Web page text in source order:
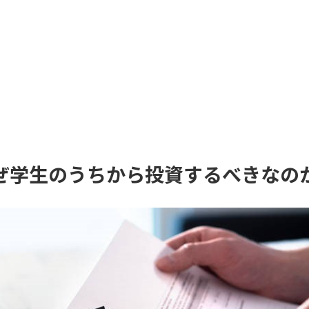
学生のうちから投資するべきなの